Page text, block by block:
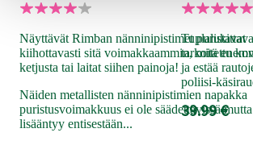
Näyttävät Rimban nänninipistimet puristavat
kiihottavasti sitä voimakkaammin, mitä
ketjusta tai laitat siihen painoja!
Näiden metallisten nänninipistimien napakka
puristusvoimakkuus ei ole säädettävissä
lisääntyy entisestään...
tarkoitettu
ja estää
poliisi-
39.99 €